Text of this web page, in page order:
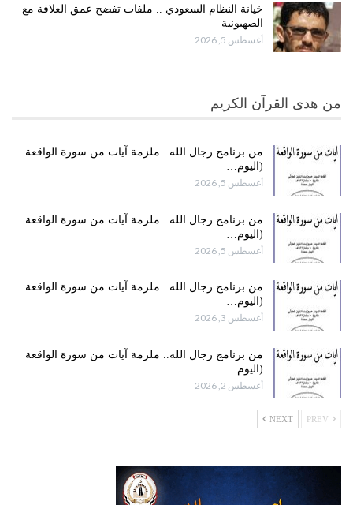
خيانة النظام السعودي .. ملفات تفضح عمق العلاقة مع
الصهيونية
أغسطس 5, 2026
من هدى القرآن الكريم
من برنامج رجال الله.. ملزمة آيات من سورة الواقعة
(اليوم…
أغسطس 5, 2026
من برنامج رجال الله.. ملزمة آيات من سورة الواقعة
(اليوم…
أغسطس 5, 2026
من برنامج رجال الله.. ملزمة آيات من سورة الواقعة
(اليوم…
أغسطس 3, 2026
من برنامج رجال الله.. ملزمة آيات من سورة الواقعة
(اليوم…
أغسطس 2, 2026
NEXT